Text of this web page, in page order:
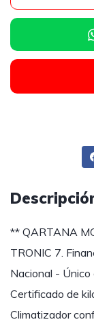
** QARTANA
TRONIC 7.
Nacional -
Certificado de
Climatizador